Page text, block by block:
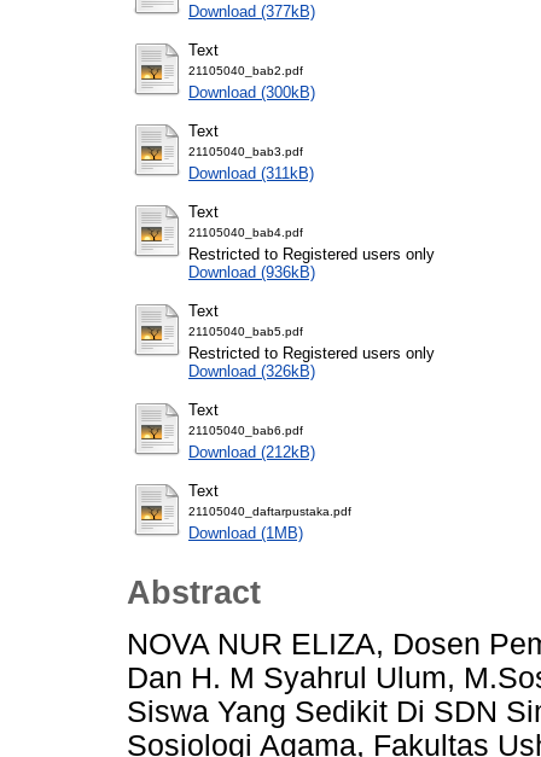
Download (377kB)
Text
21105040_bab2.pdf
Download (300kB)
Text
21105040_bab3.pdf
Download (311kB)
Text
21105040_bab4.pdf
Restricted to Registered users only
Download (936kB)
Text
21105040_bab5.pdf
Restricted to Registered users only
Download (326kB)
Text
21105040_bab6.pdf
Download (212kB)
Text
21105040_daftarpustaka.pdf
Download (1MB)
Abstract
NOVA NUR ELIZA, Dosen
Dan H. M Syahrul Ulum,
Siswa Yang Sedikit Di SDN
Sosiologi Agama, Fakultas